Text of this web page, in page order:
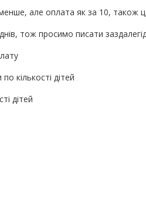
менше, але оплата як за 10,
тож просимо писати
кількості дітей
дітей